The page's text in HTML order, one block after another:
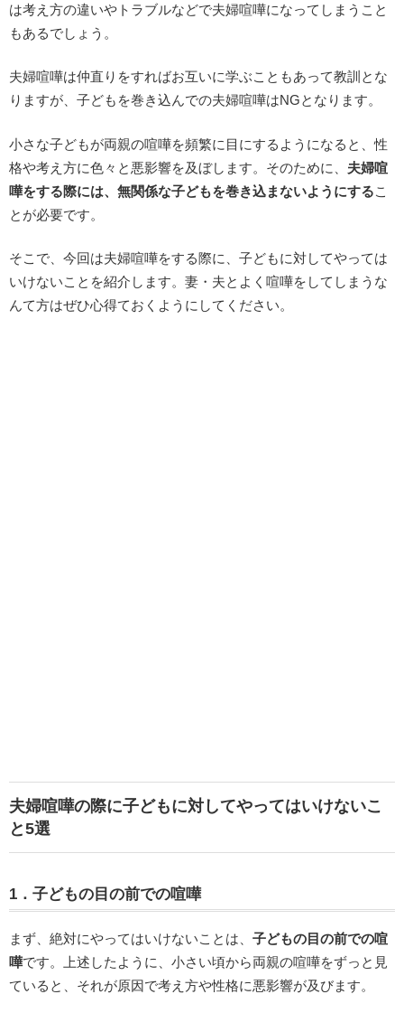
は考え方の違いやトラブルなどで夫婦喧嘩になってしまうこと
もあるでしょう。
夫婦喧嘩は仲直りをすればお互いに学ぶこともあって教訓とな
りますが、子どもを巻き込んでの夫婦喧嘩はNGとなります。
小さな子どもが両親の喧嘩を頻繁に目にするようになると、性
格や考え方に色々と悪影響を及ぼします。そのために、 夫婦喧
嘩をする際には、無関係な子どもを巻き込まないようにするこ
とが必要です。
そこで、今回は夫婦喧嘩をする際に、子どもに対してやっては
いけないことを紹介します。妻・夫とよく喧嘩をしてしまうな
んて方はぜひ心得ておくようにしてください。
夫婦喧嘩の際に子どもに対してやってはいけないこ
と5選
1．子どもの目の前での喧嘩
まず、絶対にやってはいけないことは、 子どもの目の前での喧
嘩です。上述したように、小さい頃から両親の喧嘩をずっと見
ていると、それが原因で考え方や性格に悪影響が及びます。